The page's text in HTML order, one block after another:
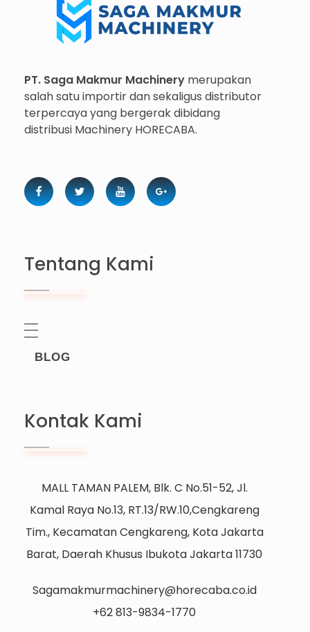
PT. Saga Makmur Machinery merupakan
salah satu importir dan sekaligus distributor
terpercaya yang bergerak dibidang
distribusi Machinery HORECABA.
Tentang Kami
BLOG
Kontak Kami
MALL TAMAN PALEM, Blk. C No.51-52, Jl.
Kamal Raya No.13, RT.13/RW.10,Cengkareng
Tim., Kecamatan Cengkareng, Kota Jakarta
Barat, Daerah Khusus Ibukota Jakarta 11730
Sagamakmurmachinery@horecaba.co.id
+62 813-9834-1770